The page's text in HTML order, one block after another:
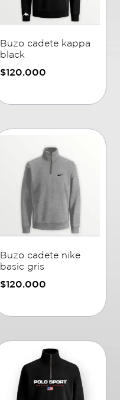
Buzo cadete kappa
black
$120.000
Buzo cadete nike
basic gris
$120.000